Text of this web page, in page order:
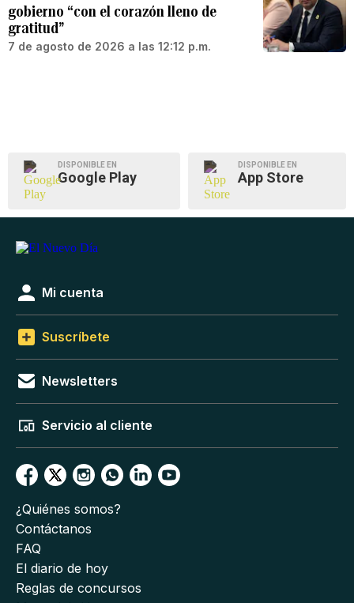
gobierno “con el corazón lleno de
gratitud”
7 de agosto de 2026 a las 12:12 p.m.
DISPONIBLE EN
Google Play
DISPONIBLE EN
App Store
Mi cuenta
Suscríbete
Newsletters
Servicio al cliente
¿Quiénes somos?
Contáctanos
FAQ
El diario de hoy
Reglas de concursos